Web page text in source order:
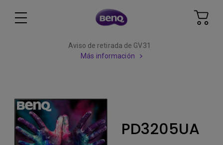
Aviso de retirada de GV31
Más información
PD3205UA